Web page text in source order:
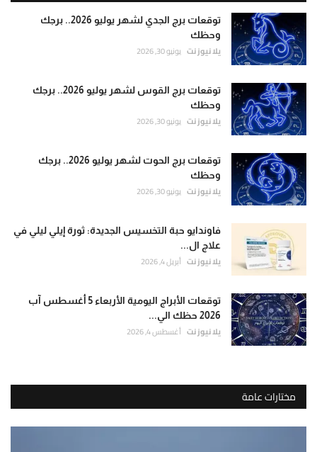
توقعات برج الجدي لشهر يوليو 2026.. برجك
وحظك
يلا نيوز نت يونيو 30, 2026
توقعات برج القوس لشهر يوليو 2026.. برجك
وحظك
يلا نيوز نت يونيو 30, 2026
توقعات برج الحوت لشهر يوليو 2026.. برجك
وحظك
يلا نيوز نت يونيو 30, 2026
فاوندايو حبة التخسيس الجديدة: ثورة إيلي ليلي في
علاج ال...
يلا نيوز نت أبريل 4, 2026
توقعات الأبراج اليومية الأربعاء 5 أغسطس آب
2026 حظك الي...
يلا نيوز نت أغسطس 4, 2026
مختارات عامة